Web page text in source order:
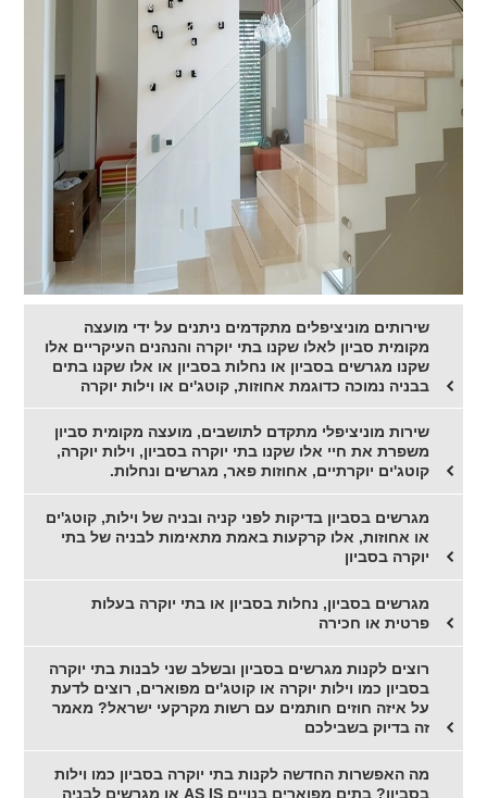
שירותים מוניציפלים מתקדמים ניתנים על ידי מועצה
מקומית סביון לאלו שקנו בתי יוקרה והנהנים העיקריים אלו
שקנו מגרשים בסביון או נחלות בסביון או אלו שקנו בתים
בבניה נמוכה כדוגמת אחוזות, קוטג'ים או וילות יוקרה
שירות מוניציפלי מתקדם לתושבים, מועצה מקומית סביון
משפרת את חיי אלו שקנו בתי יוקרה בסביון, וילות יוקרה,
קוטג'ים יוקרתיים, אחוזות פאר, מגרשים ונחלות.
מגרשים בסביון בדיקות לפני קניה ובניה של וילות, קוטג'ים
או אחוזות, אלו קרקעות באמת מתאימות לבניה של בתי
יוקרה בסביון
מגרשים בסביון, נחלות בסביון או בתי יוקרה בעלות
פרטית או חכירה
רוצים לקנות מגרשים בסביון ובשלב שני לבנות בתי יוקרה
בסביון כמו וילות יוקרה או קוטג'ים מפוארים, רוצים לדעת
על איזה חוזים חותמים עם רשות מקרקעי ישראל? מאמר
זה בדיוק בשבילכם
מה האפשרות החדשה לקנות בתי יוקרה בסביון כמו וילות
בסביון? בתים מפוארים בנויים AS IS או מגרשים לבניה